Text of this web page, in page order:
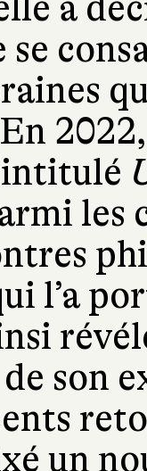
se
intitulé
les
l’a
son
un